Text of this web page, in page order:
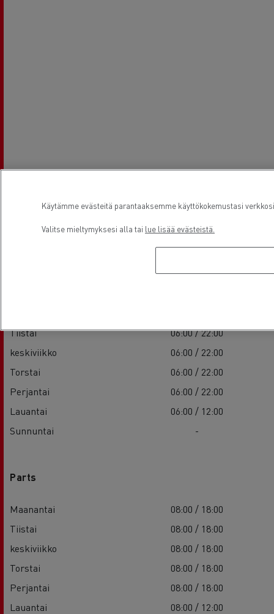
Aukioloajat
Tiistai
06:00 / 22:00
keskiviikko
06:00 / 22:00
Torstai
06:00 / 22:00
Perjantai
06:00 / 22:00
Lauantai
06:00 / 12:00
Sunnuntai
-
Parts
Maanantai
08:00 / 18:00
Tiistai
08:00 / 18:00
keskiviikko
08:00 / 18:00
Torstai
08:00 / 18:00
Perjantai
08:00 / 18:00
Lauantai
08:00 / 12:00
Käytämme evästeitä parantaaksemme käyttökokemustasi
Valitse mieltymyksesi alla tai lue lisää evästeistä.